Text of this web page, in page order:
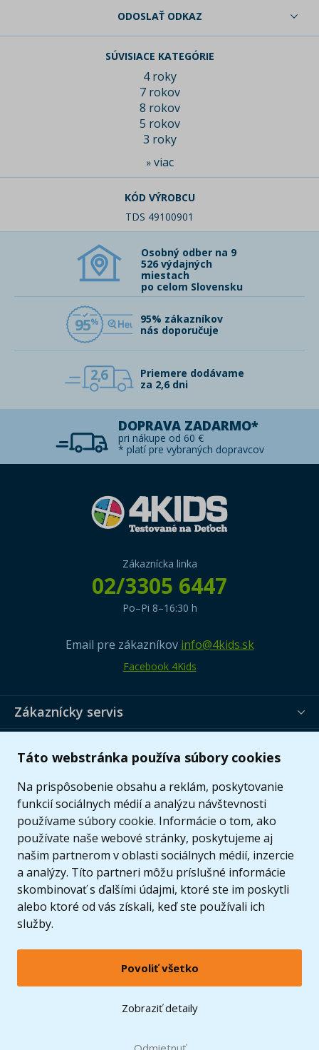
Táto webstránka používa súbory cookies
Na prispôsobenie obsahu a reklám, poskytovanie
funkcií sociálnych médií a analýzu návštevnosti
používame súbory cookie. Informácie o tom, ako
používate naše webové stránky, poskytujeme aj
našim partnerom v oblasti sociálnych médií, inzercie
a analýzy. Títo partneri môžu príslušné informácie
skombinovať s ďalšími údajmi, ktoré ste im poskytli
alebo ktoré od vás získali, keď ste používali ich
služby.
Povoliť všetko
Zobraziť detaily
ODOSLAŤ ODKAZ
SÚVISIACE KATEGÓRIE
4 roky
7 rokov
8 rokov
5 rokov
3 roky
» viac
KÓD VÝROBCU
TDS 49100901
Osobný odber na 9
526 výdajných
miestach
po celom Slovensku
95
95% zákazníkov
nás doporučuje
2,6
Priemere dodávame
za 2,6 dni
DOPRAVA ZADARMO*
pri nákupe od 60 €
* platí pre vybraných dopravcov
Zákaznícka linka
02/3305 6447
Po–Pi 8–16:30 h
Email pre zákazníkov info@4kids.sk
Facebook 4Kids
Zákaznícky servis
© 2005 - 2026 Copyright 4kids.sk
LEGO, logo LEGO a minifigúrka sú ochrannými známkami spoločnosti LEGO Group. ©
2024 The LEGO Group.